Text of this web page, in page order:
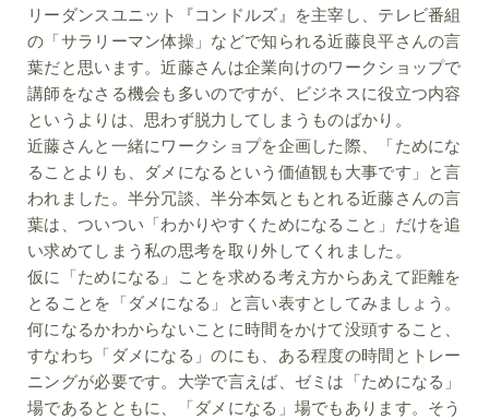
リーダンスユニット『コンドルズ』を主宰し、テレビ番組
の「サラリーマン体操」などで知られる近藤良平さんの言
葉だと思います。近藤さんは企業向けのワークショップで
講師をなさる機会も多いのですが、ビジネスに役立つ内容
というよりは、思わず脱力してしまうものばかり。
近藤さんと一緒にワークショプを企画した際、「ためにな
ることよりも、ダメになるという価値観も大事です」と言
われました。半分冗談、半分本気ともとれる近藤さんの言
葉は、ついつい「わかりやすくためになること」だけを追
い求めてしまう私の思考を取り外してくれました。
仮に「ためになる」ことを求める考え方からあえて距離を
とることを「ダメになる」と言い表すとしてみましょう。
何になるかわからないことに時間をかけて没頭すること、
すなわち「ダメになる」のにも、ある程度の時間とトレー
ニングが必要です。大学で言えば、ゼミは「ためになる」
場であるとともに、「ダメになる」場でもあります。そう